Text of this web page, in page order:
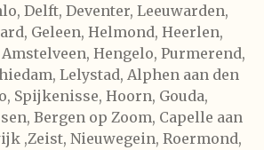
Delft, Deventer, Leeuwarden,
Geleen, Helmond, Heerlen,
Hengelo, Purmerend,
Lelystad, Alphen aan den
Spijkenisse, Hoorn, Gouda,
Bergen op Zoom, Capelle aan
,Zeist, Nieuwegein, Roermond,